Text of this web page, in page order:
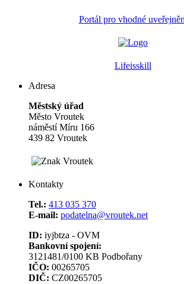
Portál pro vhodné
Lifeisskill
Adresa
Městský úřad
Město Vroutek
náměstí Míru 166
439 82 Vroutek
Kontakty
Tel.: 413 035 370
E-mail: podatelna@vroutek.net
ID: iyjbtza - OVM
Bankovní spojení:
3121481/0100 KB Podbořany
IČO: 00265705
DIČ: CZ00265705